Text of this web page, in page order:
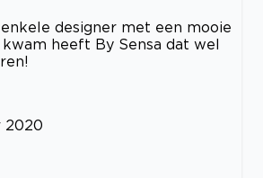
designer met een mooie
heeft By Sensa dat wel
2020